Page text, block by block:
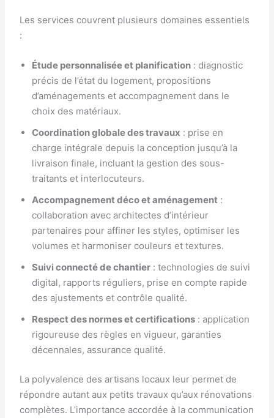
Les services couvrent plusieurs domaines essentiels
:
Étude personnalisée et planification : diagnostic
précis de l’état du logement, propositions
d’aménagements et accompagnement dans le
choix des matériaux.
Coordination globale des travaux : prise en
charge intégrale depuis la conception jusqu’à la
livraison finale, incluant la gestion des sous-
traitants et interlocuteurs.
Accompagnement déco et aménagement :
collaboration avec architectes d’intérieur
partenaires pour affiner les styles, optimiser les
volumes et harmoniser couleurs et textures.
Suivi connecté de chantier : technologies de suivi
digital, rapports réguliers, prise en compte rapide
des ajustements et contrôle qualité.
Respect des normes et certifications : application
rigoureuse des règles en vigueur, garanties
décennales, assurance qualité.
La polyvalence des artisans locaux leur permet de
répondre autant aux petits travaux qu’aux rénovations
complètes. L’importance accordée à la communication